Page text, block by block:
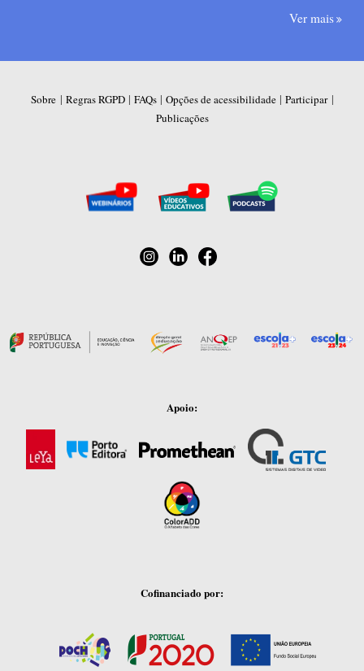
Ver mais
Sobre | Regras RGPD| FAQs| Opções de acessibilidade| Participar|
Publicações
Apoio:
Cofinanciado por: